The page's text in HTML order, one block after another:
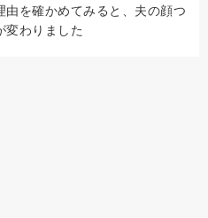
由を確かめてみると、夫の顔つ
変わりました